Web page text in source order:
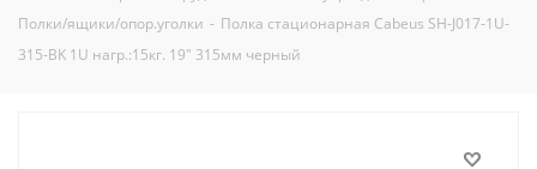
Полки/ящики/опор.уголки - Полка стационарная Cabeus SH-J017-1U-
315-BK 1U нагр.:15кг. 19" 315мм черный